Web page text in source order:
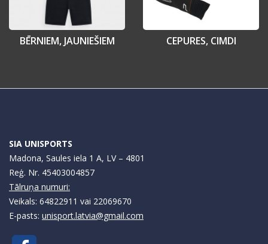
BĒRNIEM, JAUNIEŠIEM CEPURES, CIMDI
SIA UNISPORTS
Madona, Saules iela 1 A, LV – 4801
Reģ. Nr. 45403004857
Tālruņa numuri:
Veikals: 64822911 vai 22069670
E-pasts: unisport.latvia@gmail.com